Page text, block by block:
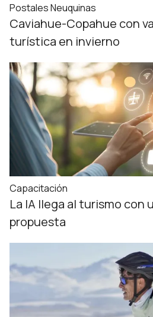
Postales Neuquinas
Caviahue-Copahue con
turística en invierno
Capacitación
La IA llega al turismo con
propuesta